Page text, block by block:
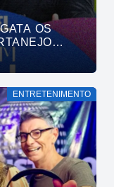
OS
À
& DANIEL
ENTRETENIMENTO